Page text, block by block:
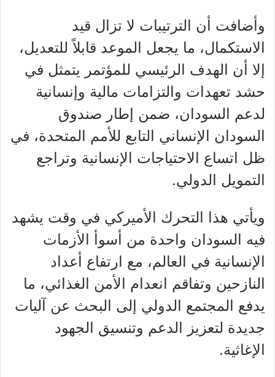
وأضافت أن الترتيبات لا تزال قيد
الاستكمال، ما يجعل الموعد قابلاً للتعديل،
إلا أن الهدف الرئيسي للمؤتمر يتمثل في
حشد تعهدات والتزامات مالية وإنسانية
لدعم السودان، ضمن إطار صندوق
السودان الإنساني التابع للأمم المتحدة، في
ظل اتساع الاحتياجات الإنسانية وتراجع
التمويل الدولي.
ويأتي هذا التحرك الأميركي في وقت يشهد
فيه السودان واحدة من أسوأ الأزمات
الإنسانية في العالم، مع ارتفاع أعداد
النازحين وتفاقم انعدام الأمن الغذائي، ما
يدفع المجتمع الدولي إلى البحث عن آليات
جديدة لتعزيز الدعم وتنسيق الجهود
الإغاثية.